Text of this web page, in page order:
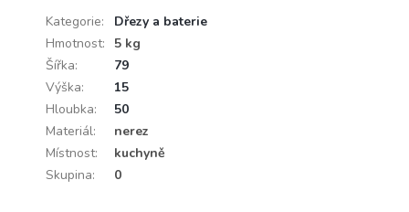
Kategorie:
Dřezy a baterie
Hmotnost:
5 kg
Šířka:
79
Výška:
15
Hloubka:
50
Materiál:
nerez
Místnost:
kuchyně
Skupina: 0